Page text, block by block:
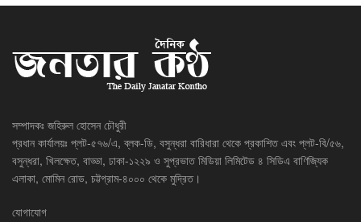
সম্পাদকঃ জহিরুল হোসেন চৌধুরী
প্রধান কার্যালয়ঃ প্লট-৫৭৬/এ, ব্লক-ডি, বসুন্ধরা বারিধারা থেকে প্রকাশিত এবং প্লট-বি/৫৬,
বসুন্ধরা, খিলক্ষেত, বাড্ডা, ঢাকা-১২২৯ ও সুপ্রভাত মিডিয়া লিমিটেড ৪ সিডিএ বাণিজ্যিক
এলাকা, মোমিন রোড, চট্টগ্রাম-৪০০০ থেকে মুদ্রিত।
যোগাযোগ